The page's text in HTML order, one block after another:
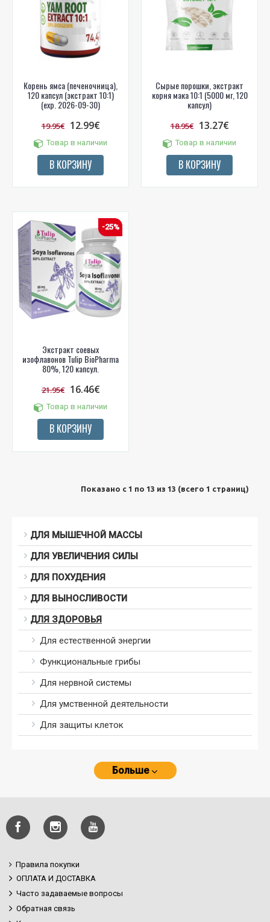
Корень ямса (печеночница),
120 капсул (экстракт 10:1)
(exp. 2026-09-30)
19.95€ 12.99€
Товар в наличии
В КОРЗИНУ
Сырые порошки, экстракт
корня мака 10:1 (5000 мг, 120
капсул)
18.95€ 13.27€
Товар в наличии
В КОРЗИНУ
-25%
Экстракт соевых
изофлавонов Tulip BioPharma
80%, 120 капсул.
21.95€ 16.46€
Товар в наличии
В КОРЗИНУ
Показано с 1 по 13 из 13 (всего 1 страниц)
ДЛЯ МЫШЕЧНОЙ МАССЫ
ДЛЯ УВЕЛИЧЕНИЯ СИЛЫ
ДЛЯ ПОХУДЕНИЯ
ДЛЯ ВЫНОСЛИВОСТИ
ДЛЯ ЗДОРОВЬЯ
Для естественной энергии
Функциональные грибы
Для нервной системы
Для умственной деятельности
Для защиты клеток
Больше
Правила покупки
ОПЛАТА И ДОСТАВКА
Часто задаваемые вопросы
Обратная связь